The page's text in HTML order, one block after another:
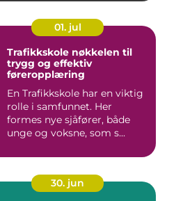
01. jul
Trafikkskole nøkkelen til
trygg og effektiv
føreropplæring
En Trafikkskole har en viktig
rolle i samfunnet. Her
formes nye sjåfører, både
unge og voksne, som s...
30. jun